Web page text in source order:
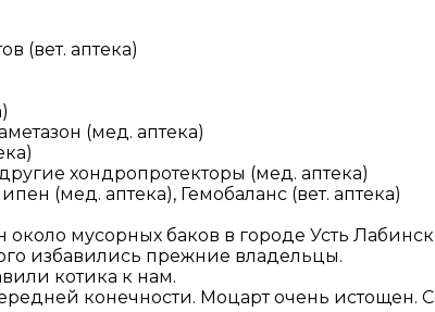
(вет. аптека)
(мед. аптека)
хондропротекторы (мед. аптека)
(мед. аптека), Гемобаланс (вет. аптека)
около мусорных баков в городе Усть
избавились прежние владельцы.
котика к нам.
конечности. Моцарт очень истощен.